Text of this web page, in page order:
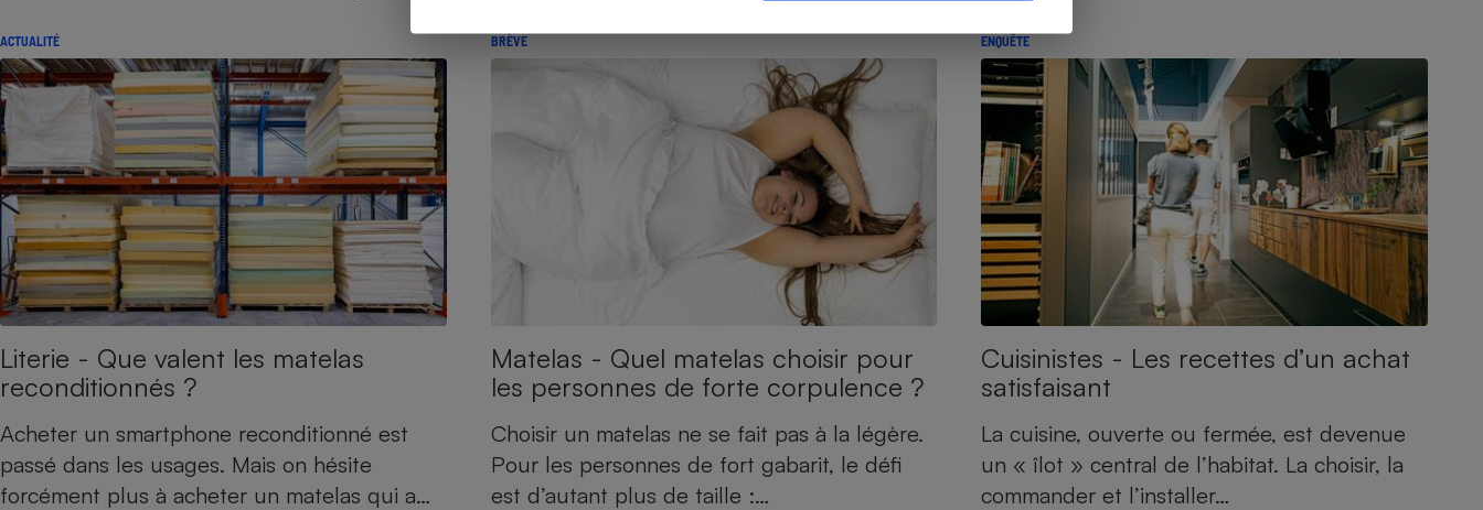
ACTUALITÉ
Literie - Que valent les matelas
reconditionnés ?
Acheter un smartphone reconditionné est
passé dans les usages. Mais on hésite
forcément plus à acheter un matelas qui a…
BRÈVE
Matelas - Quel matelas choisir pour
les personnes de forte corpulence ?
Choisir un matelas ne se fait pas à la légère.
Pour les personnes de fort gabarit, le défi
est d’autant plus de taille :…
ENQUÊTE
Cuisinistes - Les recettes d’un achat
satisfaisant
La cuisine, ouverte ou fermée, est devenue
un « îlot » central de l’habitat. La choisir, la
commander et l’installer…